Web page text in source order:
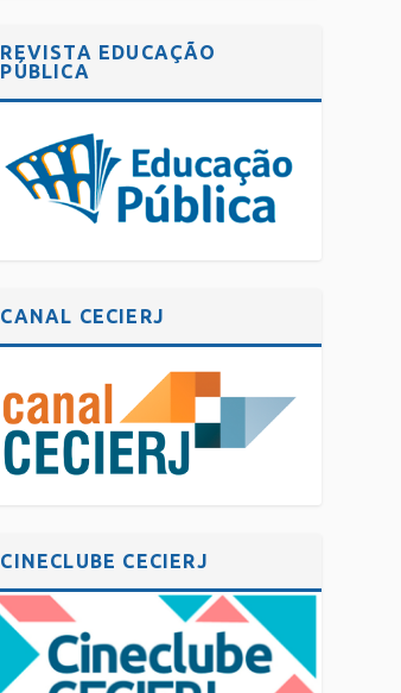
REVISTA EDUCAÇÃO
PÚBLICA
CANAL CECIERJ
CINECLUBE CECIERJ